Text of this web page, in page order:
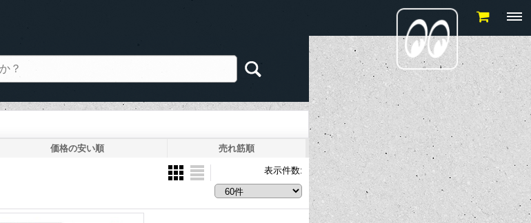
価格の安い順 売れ筋順
表示件数: